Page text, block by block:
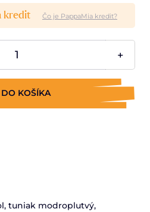
kredit Čo je PappaMia kredit?
+
DO KOŠÍKA
tuniak modroplutvý,